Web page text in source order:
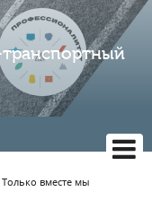
Только вместе мы